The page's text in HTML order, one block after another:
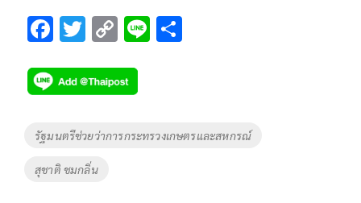
F
e
b
o
o
k
T
tt
er
C
p
y
Li
Li
Tags
รัฐมนตรีช่วยว่าการกระทรวงเกษตรและสหกรณ์
สุชาติ ชมกลิ่น